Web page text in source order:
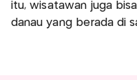
itu, wisatawan juga
danau yang berada di